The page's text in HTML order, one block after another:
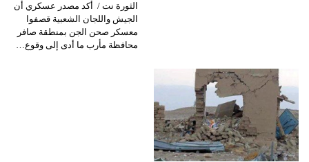
الثورة نت / أكد مصدر عسكري أن
الجيش واللجان الشعبية قصفوا
معسكر صحن الجن بمنطقة صافر
محافظة مأرب ما أدى إلى وقوع…